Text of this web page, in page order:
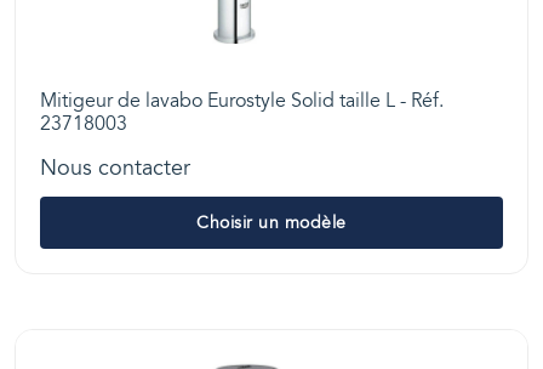
Mitigeur de lavabo Eurostyle Solid taille L - Réf.
23718003
Nous contacter
Choisir un modèle